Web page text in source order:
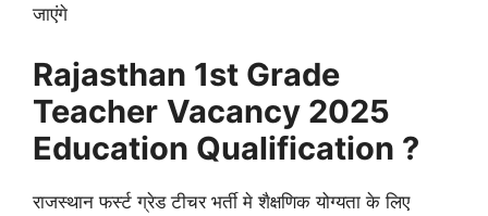
जाएंगे
Rajasthan 1st Grade
Teacher Vacancy 2025
Education Qualification ?
राजस्थान फर्स्ट ग्रेड टीचर भर्ती मे शैक्षणिक योग्यता के लिए